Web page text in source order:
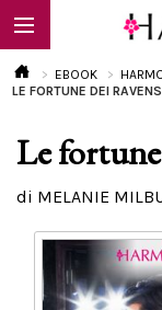
EBOOK
Calendario
EBOOK
LE FORTUNE DEI
Le
di MELANIE